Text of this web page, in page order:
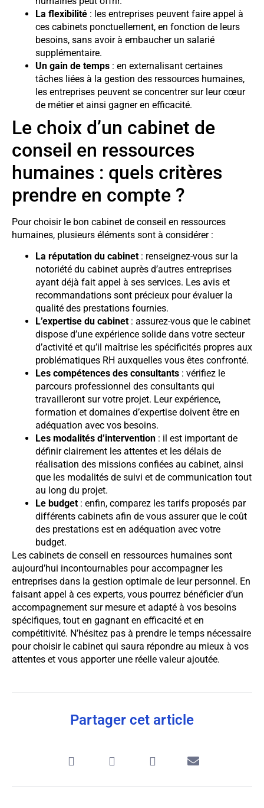
La flexibilité : les entreprises peuvent faire appel à
ces cabinets ponctuellement, en fonction de leurs
besoins, sans avoir à embaucher un salarié
supplémentaire.
Un gain de temps : en externalisant certaines
tâches liées à la gestion des ressources humaines,
les entreprises peuvent se concentrer sur leur cœur
de métier et ainsi gagner en efficacité.
Le choix d’un cabinet de
conseil en ressources
humaines : quels critères
prendre en compte ?
Pour choisir le bon cabinet de conseil en ressources
humaines, plusieurs éléments sont à considérer :
La réputation du cabinet : renseignez-vous sur la
notoriété du cabinet auprès d’autres entreprises
ayant déjà fait appel à ses services. Les avis et
recommandations sont précieux pour évaluer la
qualité des prestations fournies.
L’expertise du cabinet : assurez-vous que le cabinet
dispose d’une expérience solide dans votre secteur
d’activité et qu’il maîtrise les spécificités propres aux
problématiques RH auxquelles vous êtes confronté.
Les compétences des consultants : vérifiez le
parcours professionnel des consultants qui
travailleront sur votre projet. Leur expérience,
formation et domaines d’expertise doivent être en
adéquation avec vos besoins.
Les modalités d’intervention : il est important de
définir clairement les attentes et les délais de
réalisation des missions confiées au cabinet, ainsi
que les modalités de suivi et de communication tout
au long du projet.
Le budget : enfin, comparez les tarifs proposés par
différents cabinets afin de vous assurer que le coût
des prestations est en adéquation avec votre
budget.
Les cabinets de conseil en ressources humaines sont
aujourd’hui incontournables pour accompagner les
entreprises dans la gestion optimale de leur personnel. En
faisant appel à ces experts, vous pourrez bénéficier d’un
accompagnement sur mesure et adapté à vos besoins
spécifiques, tout en gagnant en efficacité et en
compétitivité. N’hésitez pas à prendre le temps nécessaire
pour choisir le cabinet qui saura répondre au mieux à vos
attentes et vous apporter une réelle valeur ajoutée.
Partager cet article